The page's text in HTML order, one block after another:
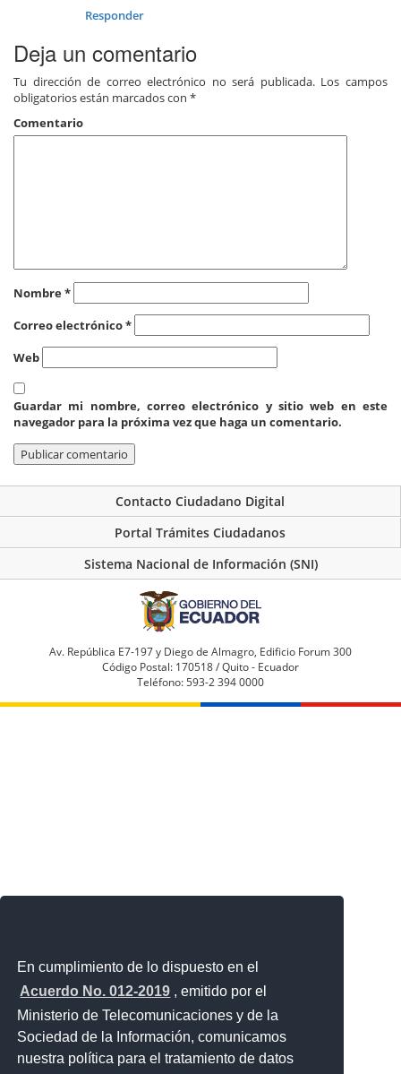
En cumplimiento de lo dispuesto en el
Acuerdo No. 012-2019 , emitido por el
Ministerio de Telecomunicaciones y de la
Sociedad de la Información, comunicamos
nuestra política para el tratamiento de datos
Responder
Deja un comentario
Tu dirección de correo electrónico no será publicada.Los campos
obligatorios están marcados con *
Comentario
Nombre*
Correo electrónico*
Web
Guardar mi nombre, correo electrónico y sitio web en este
navegador para la próxima vez que haga un comentario.
Contacto Ciudadano Digital
Portal Trámites Ciudadanos
Sistema Nacional de Información (SNI)
Av. República E7-197 y Diego de Almagro, Edificio Forum 300
Código Postal: 170518 / Quito - Ecuador
Teléfono: 593-2 394 0000